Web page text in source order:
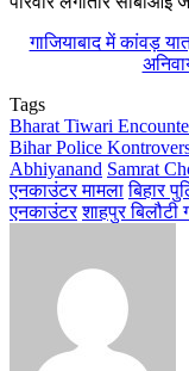
गाजियाबाद में कांवड़
Tags
Bharat Tiwari
Bihar Police
Abhiyanand Samrat
एनकाउंटर मामला बिहार
एनकाउंटर शाहपुर बिलौटी